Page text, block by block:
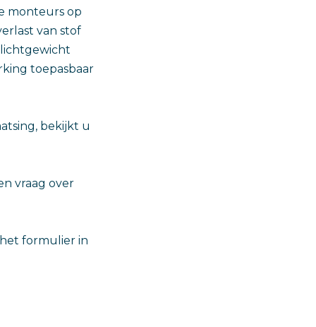
monteurs op
van stof
toepasbaar
bekijkt u
vraag over
formulier in